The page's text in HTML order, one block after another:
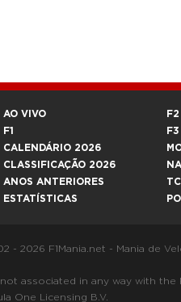
AO VIVO
F1
CALENDÁRIO 2026
CLASSIFICAÇÃO 2026
ANOS ANTERIORES
ESTATÍSTICAS
F2
F3
- 2026 F1Mania.net - Mania de
associated in any way with the
One Licensing B.V.